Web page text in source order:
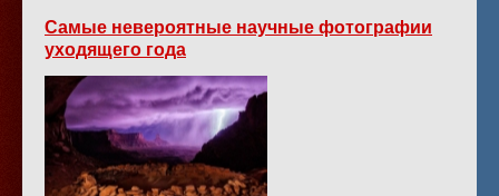
Самые невероятные научные фотографии
уходящего года